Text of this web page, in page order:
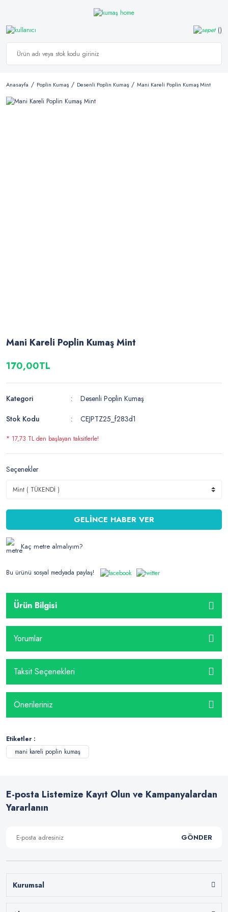
Anasayfa Poplin Kumaş Desenli Poplin Kumaş Mani Kareli Poplin Kumaş Mint
Mani Kareli Poplin Kumaş Mint
170,00TL
Kategori
Desenli Poplin Kumaş
Stok Kodu
CEJPTZ25_f283d1
* 17,73 TL den başlayan taksitlerle!
Seçenekler
GELİNCE HABER VER
Kaç metre almalıyım?
Bu ürünü sosyal medyada paylaş!
Ürün Bilgisi
Yorumlar
Taksit Seçenekleri
Önerileriniz
Etiketler :
mani kareli poplin kumaş
E-posta Listemize Kayıt Olun ve Kampanyalardan
Yararlanın
GÖNDER
Kurumsal